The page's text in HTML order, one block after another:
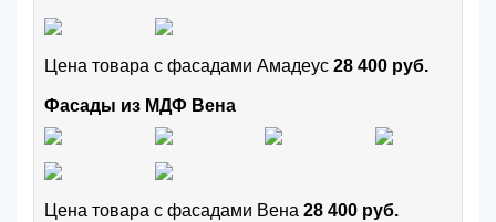
Цена товара с фасадами Амадеус 28 400 руб.
Фасады из МДФ Вена
Цена товара с фасадами Вена 28 400 руб.